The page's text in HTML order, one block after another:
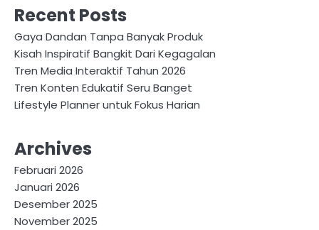
Recent Posts
Gaya Dandan Tanpa Banyak Produk
Kisah Inspiratif Bangkit Dari Kegagalan
Tren Media Interaktif Tahun 2026
Tren Konten Edukatif Seru Banget
Lifestyle Planner untuk Fokus Harian
Archives
Februari 2026
Januari 2026
Desember 2025
November 2025